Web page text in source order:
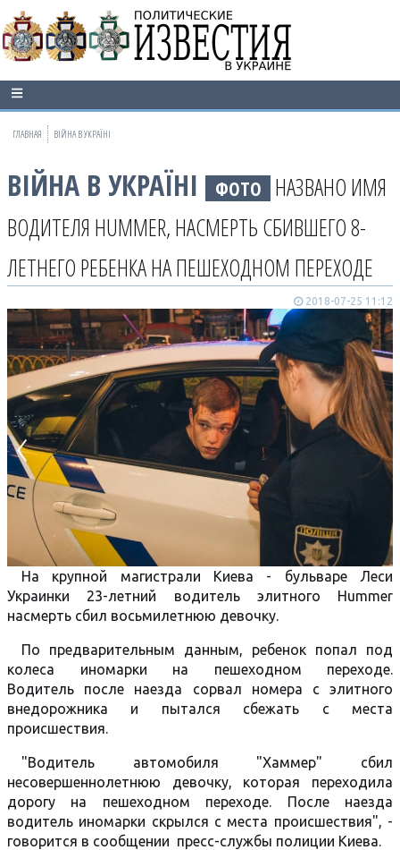
ГЛАВНАЯ ВІЙНА В УКРАЇНІ
ВІЙНА В УКРАЇНІ ФОТО НАЗВАНО ИМЯ
ВОДИТЕЛЯ HUMMER, НАСМЕРТЬ СБИВШЕГО 8-
ЛЕТНЕГО РЕБЕНКА НА ПЕШЕХОДНОМ ПЕРЕХОДЕ
2018-07-25 11:12
На крупной магистрали Киева - бульваре Леси
Украинки 23-летний водитель элитного Hummer
насмерть сбил восьмилетнюю девочку.
По предварительным данным, ребенок попал под
колеса иномарки на пешеходном переходе.
Водитель после наезда сорвал номера с элитного
внедорожника и пытался сбежать с места
происшествия.
"Водитель автомобиля "Хаммер" сбил
несовершеннолетнюю девочку, которая переходила
дорогу на пешеходном переходе. После наезда
водитель иномарки скрылся с места происшествия", -
говорится в сообщении пресс-службы полиции Киева.